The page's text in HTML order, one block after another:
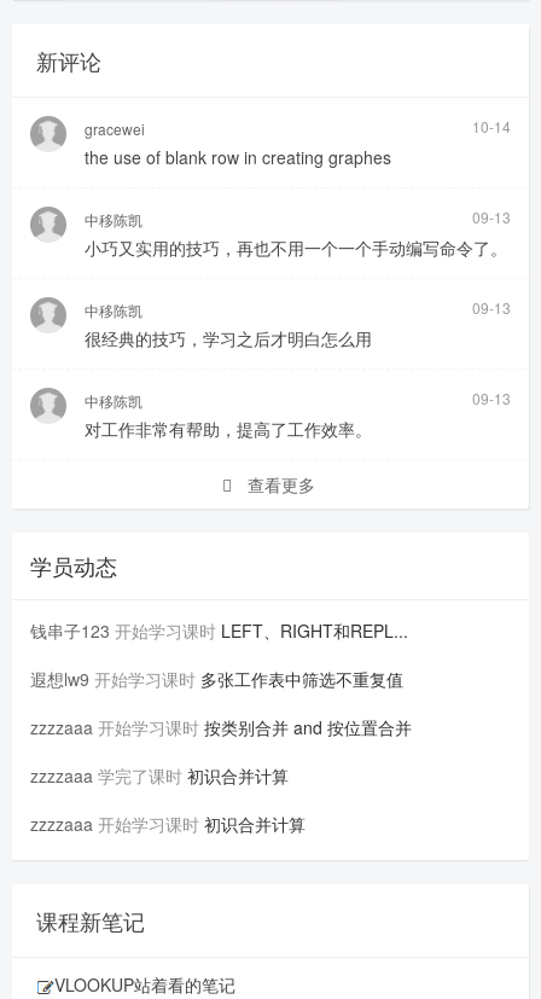
新评论
gracewei 10-14
the use of blank row in creating graphes
中移陈凯 09-13
小巧又实用的技巧，再也不用一个一个手动编写命令了。
中移陈凯 09-13
很经典的技巧，学习之后才明白怎么用
中移陈凯 09-13
对工作非常有帮助，提高了工作效率。
查看更多
学员动态
钱串子123 开始学习课时 LEFT、RIGHT和REPL...
遐想lw9 开始学习课时 多张工作表中筛选不重复值
zzzzaaa 开始学习课时 按类别合并 and 按位置合并
zzzzaaa 学完了课时 初识合并计算
zzzzaaa 开始学习课时 初识合并计算
课程新笔记
VLOOKUP站着看的笔记